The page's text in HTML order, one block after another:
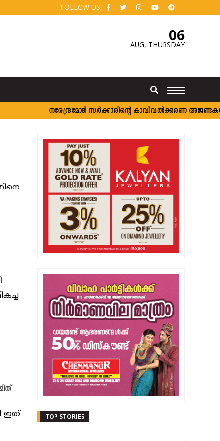
FOLLOW US:
06
AUG, THURSDAY
നരേന്ദ്രമോദി സര്‍ക്കാരിന്റെ കാവിവല്‍ക്കരണ
ഇത്
TOP STORIES